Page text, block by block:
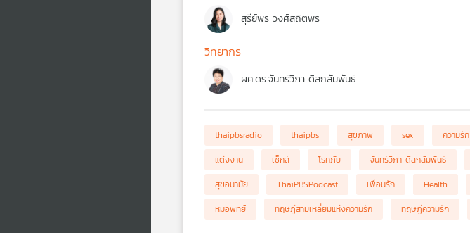
สุรีย์พร วงศ์สถิตพร
วิทยากร
ผศ.ดร.จันทร์วิภา ดิลกสัมพันธ์
thaipbsradio thaipbs สุขภาพ sex ความรัก
แต่งงาน
เซ็กส์ โรคภัย จันทร์วิภา ดิลกสัมพันธ์
สุขอนามัย
ThaiPBSPodcast เพื่อนรัก Health
หมอพทย์
ทฤษฎีสามเหลี่ยมแห่งความรัก ทฤษฎีความรัก